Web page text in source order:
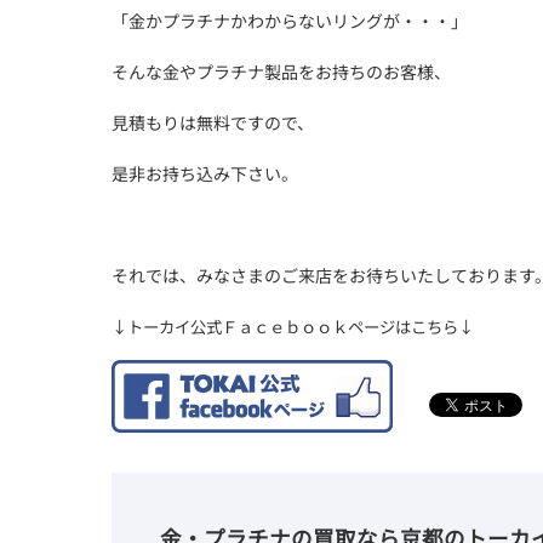
「金かプラチナかわからないリングが・・・」
そんな金やプラチナ製品をお持ちのお客様、
見積もりは無料ですので、
是非お持ち込み下さい。
それでは、みなさまのご来店をお待ちいたしております。
↓トーカイ公式Ｆａｃｅｂｏｏｋページはこちら↓